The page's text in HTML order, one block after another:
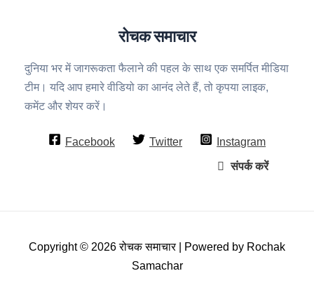
रोचक समाचार
दुनिया भर में जागरूकता फैलाने की पहल के साथ एक समर्पित मीडिया
टीम। यदि आप हमारे वीडियो का आनंद लेते हैं, तो कृपया लाइक,
कमेंट और शेयर करें।
Facebook Twitter
Instagram
संपर्क करें
Copyright © 2026 रोचक समाचार | Powered by Rochak
Samachar